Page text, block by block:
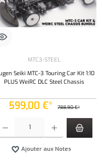
MTC3-STEEL
Seiki MTC-3 Touring Car Kit 1:10
PLUS WeiRC DLC Steel Chassis
599,00 €* 788,90 €*
Ajouter aux Notes